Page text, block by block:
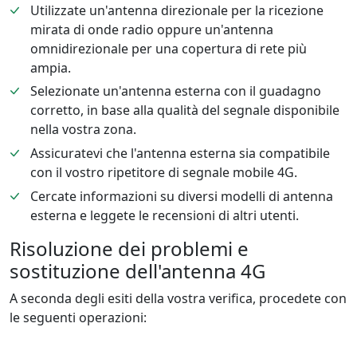
Utilizzate un'antenna direzionale per la ricezione
mirata di onde radio oppure un'antenna
omnidirezionale per una copertura di rete più
ampia.
Selezionate un'antenna esterna con il guadagno
corretto, in base alla qualità del segnale disponibile
nella vostra zona.
Assicuratevi che l'antenna esterna sia compatibile
con il vostro ripetitore di segnale mobile 4G.
Cercate informazioni su diversi modelli di antenna
esterna e leggete le recensioni di altri utenti.
Risoluzione dei problemi e
sostituzione dell'antenna 4G
A seconda degli esiti della vostra verifica, procedete con
le seguenti operazioni: